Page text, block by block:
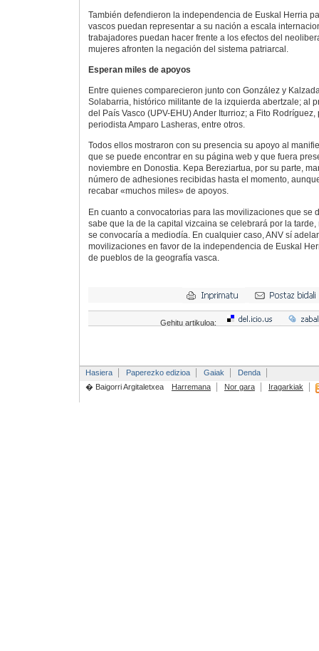
También defendieron la independencia de Euskal Herria
vascos puedan representar a su nación a escala
trabajadores puedan hacer frente a los efectos del
mujeres afronten la negación del sistema patriarcal.
Esperan miles de apoyos
Entre quienes comparecieron junto con González y
Solabarria, histórico militante de la izquierda abertzale; al
del País Vasco (UPV-EHU) Ander Iturrioz; a Fito
periodista Amparo Lasheras, entre otros.
Todos ellos mostraron con su presencia su apoyo al
que se puede encontrar en su página web y que fuera
noviembre en Donostia. Kepa Bereziartua, por su parte,
número de adhesiones recibidas hasta el momento,
recabar «muchos miles» de apoyos.
En cuanto a convocatorias para las movilizaciones que se
sabe que la de la capital vizcaina se celebrará por la
se convocaría a mediodía. En cualquier caso, ANV sí
movilizaciones en favor de la independencia de Euskal
de pueblos de la geografía vasca.
Gehitu artikuloa:
Hasiera Paperezko edizioa Gaiak
Denda
� Baigorri Argitaletxea
Harremana Nor gara Iragarkiak